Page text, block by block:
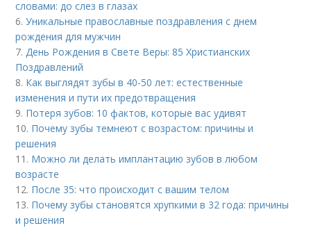
словами: до слез в глазах
6.Уникальные православные поздравления с днем
рождения для мужчин
7.День Рождения в Свете Веры: 85 Христианских
Поздравлений
8. Как выглядят зубы в 40-50 лет: естественные
изменения и пути их предотвращения
9. Потеря зубов: 10 фактов, которые вас удивят
10. Почему зубы темнеют с возрастом: причины и
решения
11. Можно ли делать имплантацию зубов в любом
возрасте
12. После 35: что происходит с вашим телом
13. Почему зубы становятся хрупкими в 32 года: причины
и решения